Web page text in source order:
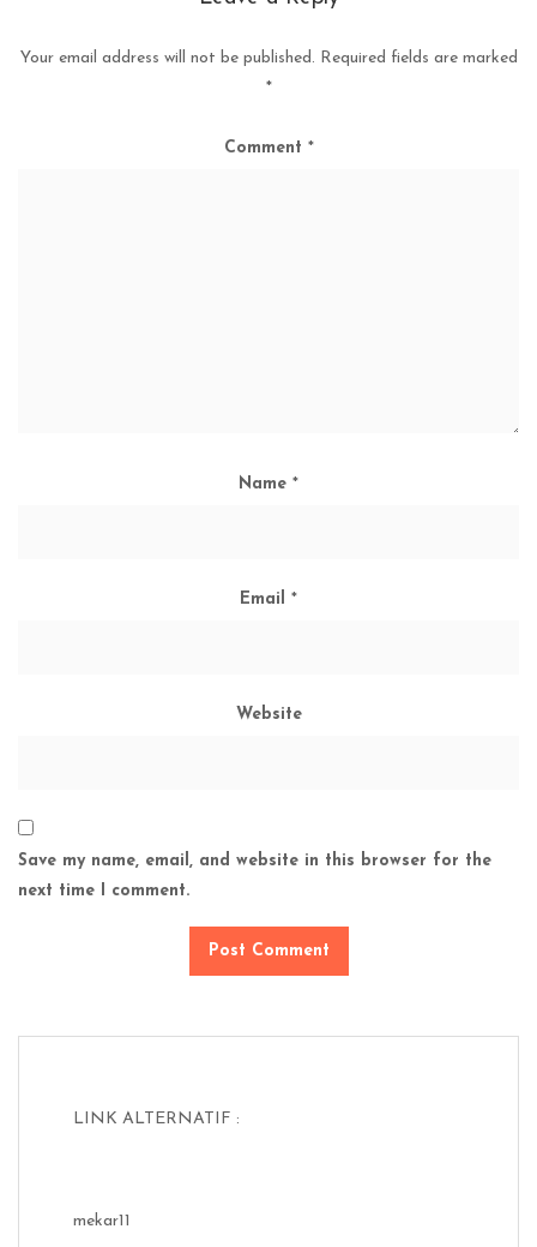
Your email address will not be published. Required fields are marked
*
Comment *
Name *
Email *
Website
Save my name, email, and website in this browser for the
next time I comment.
LINK ALTERNATIF :
mekar11